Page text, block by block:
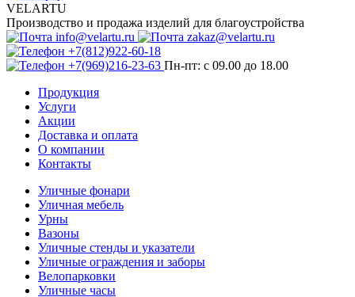
VELARTU
Производство и продажа изделий для благоустройства
info@velartu.ru
zakaz@velartu.ru
+7(812)922-60-18
+7(969)216-23-63 Пн-пт: с 09.00 до 18.00
Продукция
Услуги
Акции
Доставка и оплата
О компании
Контакты
Уличные фонари
Уличная мебель
Урны
Вазоны
Уличные стенды и указатели
Уличные ограждения и заборы
Велопарковки
Уличные часы